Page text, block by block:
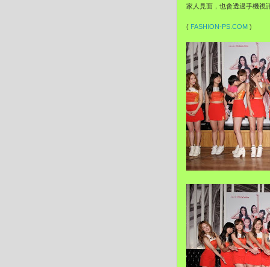
家人見面，也會透過手機視
( FASHION-PS.COM )